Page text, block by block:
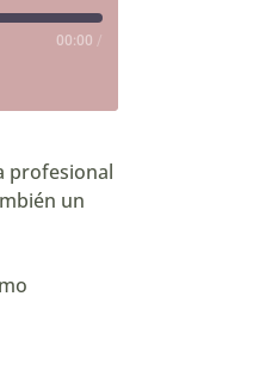
00:00 /
profesional
un